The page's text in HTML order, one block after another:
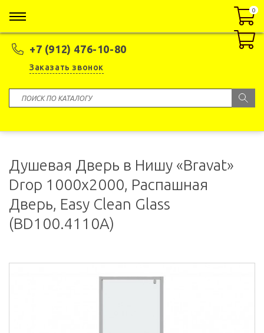
+7 (912) 476-10-80
Заказать звонок
0
0
Душевая Дверь в Нишу «Bravat»
Drop 1000x2000, Распашная
Дверь, Easy Clean Glass
(BD100.4110A)